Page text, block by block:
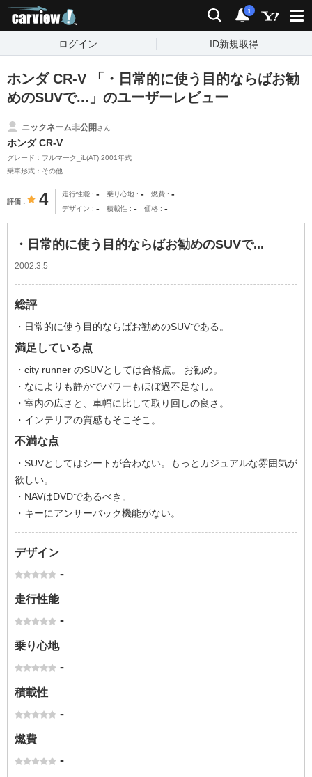
検索 通知
i
ログイン ID新規取得
ホンダ CR-V 「・日常的に使う目的ならばお勧
めのSUVで...」のユーザーレビュー
ニックネーム非公開さん
ホンダ CR-V
グレード：フルマーク_iL(AT) 2001年式
乗車形式：その他
評価 4 走行性能 - 乗り心地 - 燃費 -
デザイン - 積載性 - 価格 -
・日常的に使う目的ならばお勧めのSUVで...
2002.3.5
総評
・日常的に使う目的ならばお勧めのSUVである。
満足している点
・city runner のSUVとしては合格点。 お勧め。
・なによりも静かでパワーもほぼ過不足なし。
・室内の広さと、車幅に比して取り回しの良さ。
・インテリアの質感もそこそこ。
不満な点
・SUVとしてはシートが合わない。もっとカジュアルな雰囲気が
欲しい。
・NAVはDVDであるべき。
・キーにアンサーバック機能がない。
デザイン
-
走行性能
-
乗り心地
-
積載性
-
燃費
-